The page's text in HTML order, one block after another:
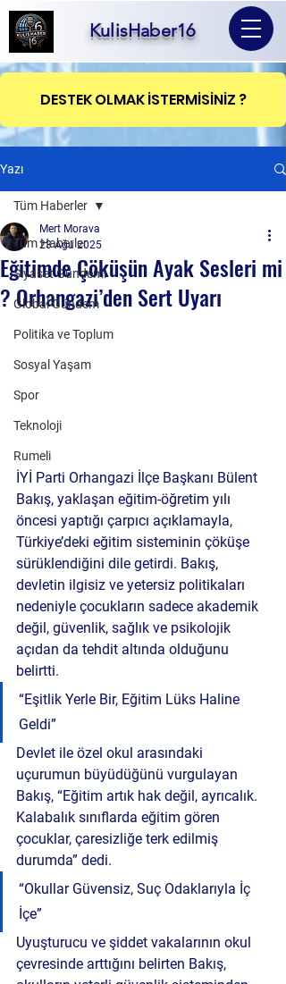
KulisHaber16
DESTEK OLMAK İSTERMİSİNİZ ?
Yazı
Tüm Haberler
Siyaset Gündemi
Global Gündem
Politika ve Toplum
Sosyal Yaşam
Spor
Teknoloji
Rumeli
Tüm Haberler
Eğitimde Çöküşün Ayak Sesleri mi
? Orhangazi’den Sert Uyarı
Mert Morava
23 Ağu 2025
İYİ Parti Orhangazi İlçe Başkanı Bülent
Bakış, yaklaşan eğitim-öğretim yılı
öncesi yaptığı çarpıcı açıklamayla,
Türkiye’deki eğitim sisteminin çöküşe
sürüklendiğini dile getirdi. Bakış,
devletin ilgisiz ve yetersiz politikaları
nedeniyle çocukların sadece akademik
değil, güvenlik, sağlık ve psikolojik
açıdan da tehdit altında olduğunu
belirtti.
“Eşitlik Yerle Bir, Eğitim Lüks Haline
Geldi”
Devlet ile özel okul arasındaki
uçurumun büyüdüğünü vurgulayan
Bakış, “Eğitim artık hak değil, ayrıcalık.
Kalabalık sınıflarda eğitim gören
çocuklar, çaresizliğe terk edilmiş
durumda” dedi.
“Okullar Güvensiz, Suç Odaklarıyla İç
İçe”
Uyuşturucu ve şiddet vakalarının okul
çevresinde arttığını belirten Bakış,